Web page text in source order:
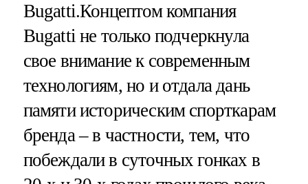
Bugatti.Концептом компания
Bugatti не только подчеркнула
свое внимание к современным
технологиям, но и отдала дань
памяти историческим спорткарам
бренда – в частности, тем, что
побеждали в суточных гонках в